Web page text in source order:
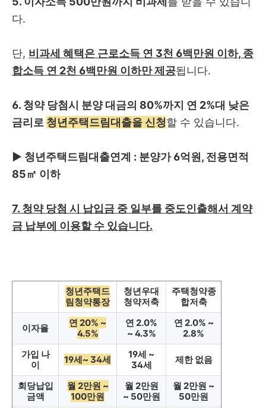
다.
단, 비과세 혜택은 근로소득 연 3천 6백만원 이하, 종
합소득 연 2천 6백만원 이하만 제공됩니다.
6. 청약 당첨시 분양 대금의 80%까지 연 2%대 낮은
금리로 청년주택드림대출을 신청할 수 있습니다.
▶ 청년주택드림대출연계 : 분양가 6억원, 전용면적
85㎡ 이하
7. 청약 당첨 시 납입금 중 일부를 중도인출해서 계약
금 납부에 이용할 수 있습니다.
청년주택드
림청약통장
청년우대
청약저축
주택청약종
합저축
이자율
연 20% ~
4.5%
연 2.0%
~ 4.3%
연 2.0% ~
2.8%
가입 나
이
19세~ 34세
19세 ~
34세
제한 없음
회당납입
금액
월 2만원 ~
100만원
월 2만원
~ 50만원
월 2만원 ~
50만원